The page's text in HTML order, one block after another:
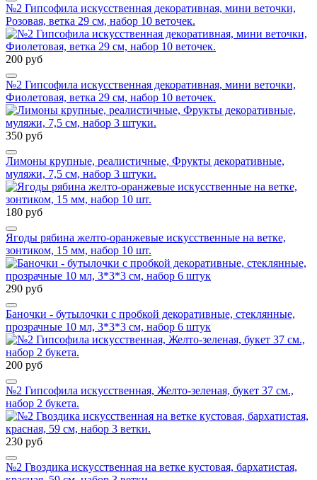
№2 Гипсофила искусственная декоративная, мини веточки,
Розовая, ветка 29 см, набор 10 веточек.
200 руб
№2 Гипсофила искусственная декоративная, мини веточки,
Фиолетовая, ветка 29 см, набор 10 веточек.
350 руб
Лимоны крупные, реалистичные, Фрукты декоративные,
муляжи, 7,5 см, набор 3 штуки.
180 руб
Ягоды рябина желто-оранжевые искусственные на ветке,
зонтиком, 15 мм, набор 10 шт.
290 руб
Баночки - бутылочки с пробкой декоративные, стеклянные,
прозрачные 10 мл, 3*3*3 см, набор 6 штук
200 руб
№2 Гипсофила искусственная, Желто-зеленая, букет 37 см.,
набор 2 букета.
230 руб
№2 Гвоздика искусственная на ветке кустовая, бархатистая,